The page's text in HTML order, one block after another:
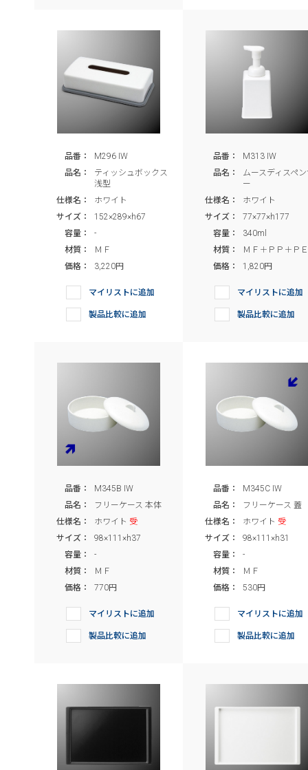
品番：
M296 IW
品名：
ティッシュボックス
浅型
仕様名：
ホワイト
サイズ：
152×289×h67
容量：
-
材質：
ＭＦ
価格：
3,220円
マイリストに追加
製品比較に追加
品番：
M313 IW
品名：
ムースディスペ
ー
仕様名：
ホワイト
サイズ：
77×77×h177
容量：
340ml
材質：
ＭＦ＋ＰＰ＋ＰＥ
価格：
1,820円
マイリストに追加
製品比較に追加
品番：
M345B IW
品名：
フリーケース 本体
仕様名：
ホワイト 受
サイズ：
98×111×h37
容量：
-
材質：
ＭＦ
価格：
770円
マイリストに追加
製品比較に追加
品番：
M345C IW
品名：
フリーケース 蓋
仕様名：
ホワイト 受
サイズ：
98×111×h31
容量：
-
材質：
ＭＦ
価格：
530円
マイリストに追加
製品比較に追加